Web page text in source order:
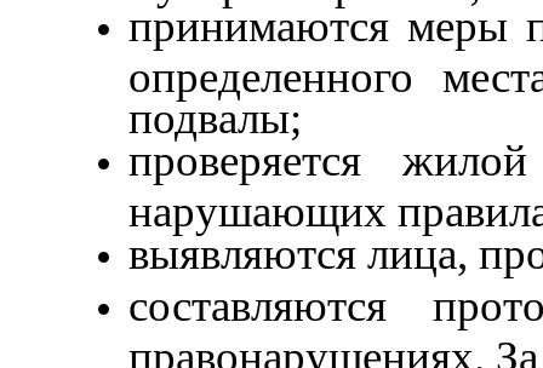
принимаются меры
определенного
подвалы;
проверяется
нарушающих
выявляются лица,
составляются
правонарушениях.